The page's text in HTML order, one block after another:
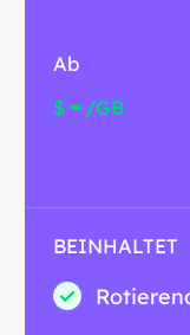
Ab
$- /GB
BEINHALTET